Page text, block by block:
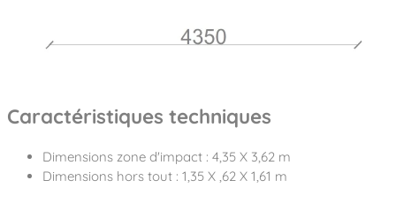
Caractéristiques techniques
Dimensions zone d'impact : 4,35 X 3,62 m
Dimensions hors tout : 1,35 X ,62 X 1,61 m